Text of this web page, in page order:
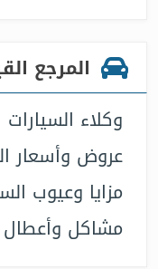
المرجع
وكلاء السيارات
عروض وأسعار
مزايا وعيوب
مشاكل وأعطال